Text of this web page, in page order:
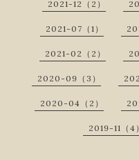
2021-12（2）
2021-07（1）
2021-02（2）
2020-09（3）
2020-04（2）
2019-11（4）